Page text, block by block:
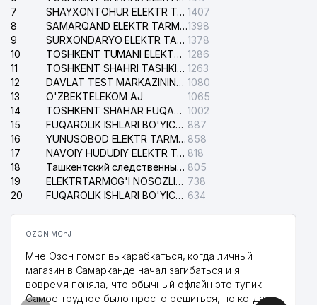
7
SHAYXONTOHUR ELEKTR TARMOG'I NOSOZLIKLARINI TUZATISH XIZMATI 1407
8
SAMARQAND ELEKTR TARMOQLARI AJ1398
9
SURXONDARYO ELEKTR TARMOQLARI AJ 1378
10
TOSHKENT TUMANI ELEKTR TARMOG'I AVARIYA XIZMATI 1286
11
TOSHKENT SHAHRI TASHKILOT TELEFONLARI HAQIDA MA'LUMOT BYUROSI 1263
12
DAVLAT TEST MARKAZINING ISHONCH TELEFONLARI 1080
13
O'ZBEKTELEKOM AJ
1065
14
TOSHKENT SHAHAR FUQAROLIK ISHLARI BO'YICHA SUDI 1002
15
FUQAROLIK ISHLARI BO'YICHA YAKKASAROY TUMANLARARO SUDI 887
16
YUNUSOBOD ELEKTR TARMOG'I NOSOZLIKLARI XIZMATI 858
17
NAVOIY HUDUDIY ELEKTR TARMOQLARI KORXONASI AJ 818
18
Ташкентский следственный изолятор 805
19
ELEKTRTARMOG'I NOSOZLIKLARINI TO'ZATISH SERGELI XIZMATI 738
20
FUQAROLIK ISHLARI BO'YICHA UCH-TEPA TUMANI SUDI 634
OZON MChJ
Мне Озон помог выкарабкаться, когда личный
магазин в Самарканде начал загибаться и я
вовремя поняла, что обычный офлайн это тупик.
Самое трудное было просто решиться, но когда